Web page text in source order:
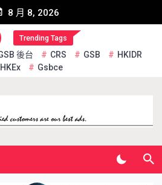
8 月 8, 2026
Trending Tags
後台 CRS GSB
HKIDR
HKEx
Gsbce
Products